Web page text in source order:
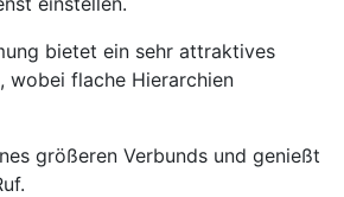
bietet ein sehr attraktives
wobei flache Hierarchien
größeren Verbunds und genießt